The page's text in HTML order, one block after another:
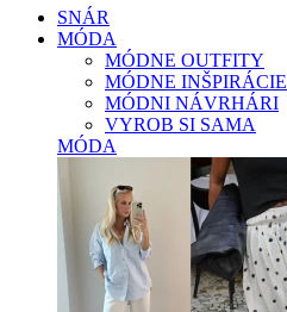
SNÁR
MÓDA
MÓDNE OUTFITY
MÓDNE INŠPIRÁCIE
MÓDNI NÁVRHÁRI
VYROB SI SAMA
MÓDA